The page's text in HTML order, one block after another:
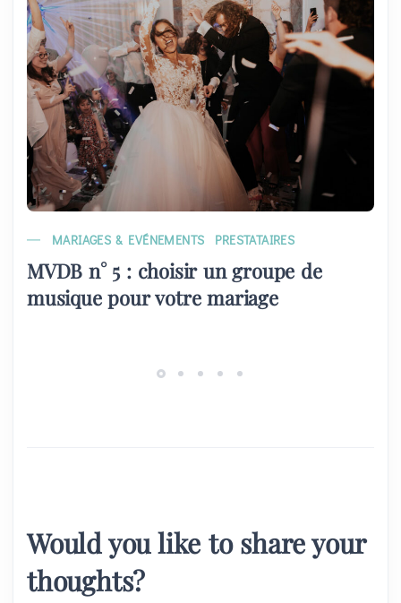
MARIAGES & EVÉNEMENTS PRESTATAIRES
MVDB n° 5 : choisir un groupe de
musique pour votre mariage
Would you like to share your
thoughts?